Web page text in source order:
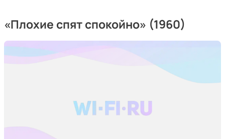
«Плохие спят спокойно» (1960)